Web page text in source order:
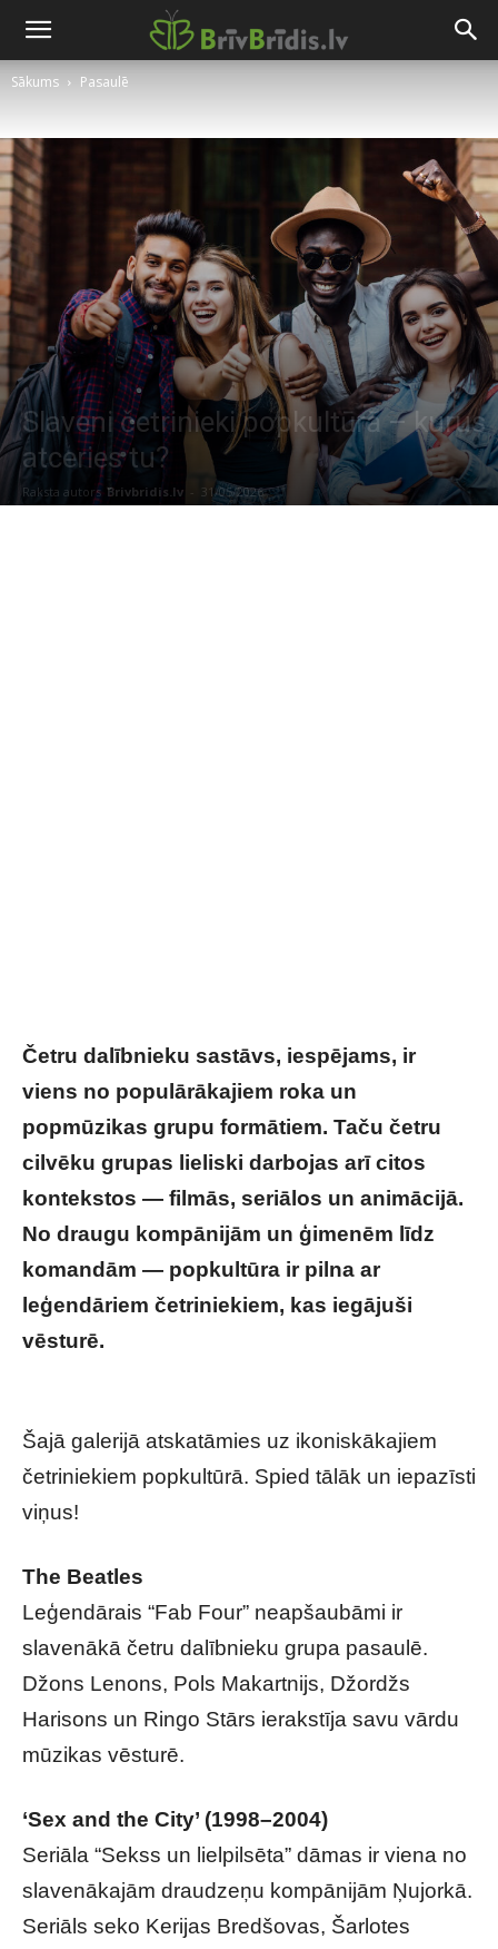
Sākums Pasaulē
Slaveni četrinieki popkultūrā – kurus
atceries tu?
Raksta autors Brivbridis.lv - 31/05/2026
Četru dalībnieku sastāvs, iespējams, ir
viens no populārākajiem roka un
popmūzikas grupu formātiem. Taču četru
cilvēku grupas lieliski darbojas arī citos
kontekstos — filmās, seriālos un animācijā.
No draugu kompānijām un ģimenēm līdz
komandām — popkultūra ir pilna ar
leģendāriem četriniekiem, kas iegājuši
vēsturē.
Šajā galerijā atskatāmies uz ikoniskākajiem
četriniekiem popkultūrā. Spied tālāk un iepazīsti
viņus!
The Beatles
Leģendārais “Fab Four” neapšaubāmi ir
slavenākā četru dalībnieku grupa pasaulē.
Džons Lenons, Pols Makartnijs, Džordžs
Harisons un Ringo Stārs ierakstīja savu vārdu
mūzikas vēsturē.
‘Sex and the City’ (1998–2004)
Seriāla “Sekss un lielpilsēta” dāmas ir viena no
slavenākajām draudzeņu kompānijām Ņujorkā.
Seriāls seko Kerijas Bredšovas, Šarlotes